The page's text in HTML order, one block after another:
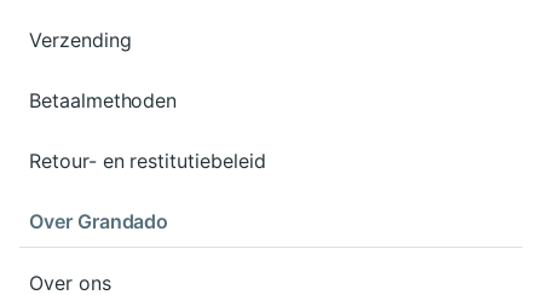
Verzending
Betaalmethoden
Retour- en restitutiebeleid
Over Grandado
Over ons